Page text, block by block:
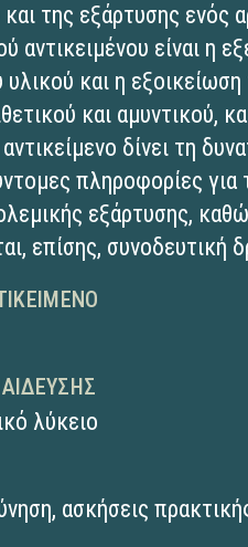
της εξάρτυσης ενός
αντικειμένου είναι η
υλικού και η
και αμυντικού,
δίνει τη
πληροφορίες για
εξάρτυσης,
επίσης, συνοδευτική
λύκειο
, ασκήσεις